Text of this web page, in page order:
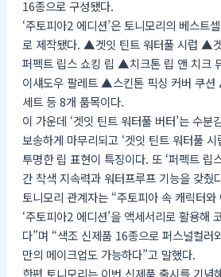
16종으로 구성됐다.
‘주토피아2 에디션’은 토니모리의 베스트
로 제작됐다. ▲겟잇 틴트 워터풀 시럽 ▲
퍼펙트 립스 쇼킹 립 ▲치크톤 립 앤 치크
이섀도우 팔레트 ▲스킨톤 픽싱 커버 쿠
세트 등 8개 품목이다.
이 가운데 ‘겟잇 틴트 워터풀 버터’는 수분
보송하게 마무리되고 ‘겟잇 틴트 워터풀
투명한 립 표현이 특징이다. 또 ‘퍼펙트 립
간 착색 지속력과 워터프루프 기능을 갖췄
토니모리 관계자는 “주토피아 속 캐릭터
‘주토피아2 에디션’을 액세서리로 활용해
다”며 “색조 신제품 16종으로 퍼스널컬러
만의 메이크업도 가능하다”고 말했다.
한편 토니모리는 이번 신제품 출시를 기념